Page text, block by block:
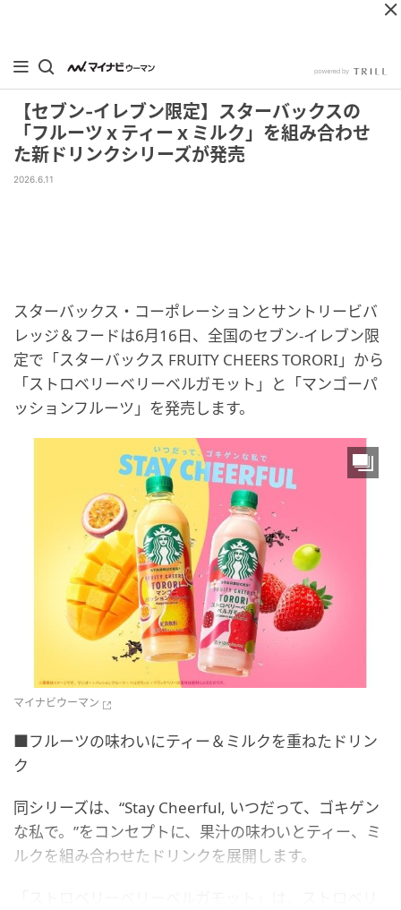
【セブン-イレブン限定】スターバックスの
「フルーツｘティーｘミルク」を組み合わせ
た新ドリンクシリーズが発売
2026.6.11
スターバックス・コーポレーションとサントリービバ
レッジ＆フードは6月16日、全国のセブン‐イレブン限
定で「スターバックス FRUITY CHEERS TORORI」から
「ストロベリーベリーベルガモット」と「マンゴーパ
ッションフルーツ」を発売します。
マイナビウーマン
■フルーツの味わいにティー＆ミルクを重ねたドリン
ク
同シリーズは、“Stay Cheerful, いつだって、ゴキゲン
な私で。”をコンセプトに、果汁の味わいとティー、ミ
ルクを組み合わせたドリンクを展開します。